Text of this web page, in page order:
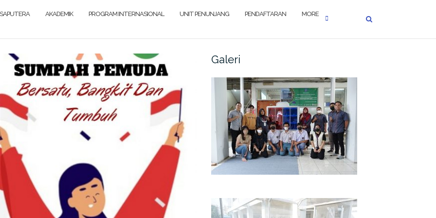
AKADEMIK PROGRAM INTERNASIONAL UNIT PENUNJANG PENDAFTARAN MORE
Galeri